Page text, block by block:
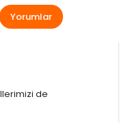
Yorumlar
de